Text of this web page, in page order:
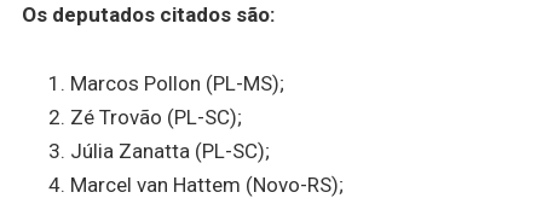
Os deputados citados são:
Marcos Pollon (PL-MS);
Zé Trovão (PL-SC);
Júlia Zanatta (PL-SC);
Marcel van Hattem (Novo-RS);